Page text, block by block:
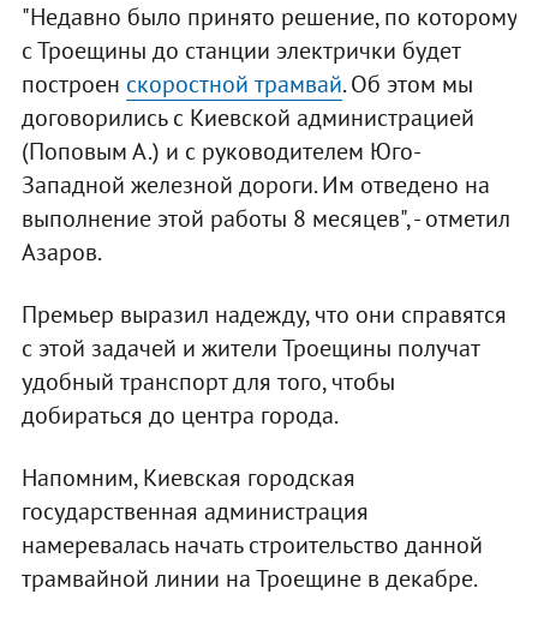
"Недавно было принято решение, по которому
с Троещины до станции электрички будет
построен скоростной трамвай. Об этом мы
договорились с Киевской администрацией
(Поповым А.) и с руководителем Юго-
Западной железной дороги. Им отведено на
выполнение этой работы 8 месяцев", - отметил
Азаров.
Премьер выразил надежду, что они справятся
с этой задачей и жители Троещины получат
удобный транспорт для того, чтобы
добираться до центра города.
Напомним, Киевская городская
государственная администрация
намеревалась начать строительство данной
трамвайной линии на Троещине в декабре.